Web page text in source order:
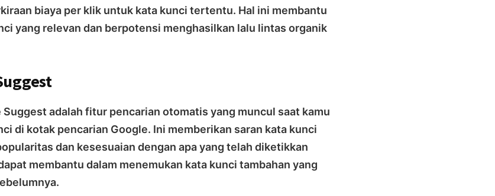
biaya per klik untuk kata kunci tertentu. Hal ini membantu
yang relevan dan berpotensi menghasilkan lalu lintas organik
Suggest adalah fitur pencarian otomatis yang muncul saat kamu
di kotak pencarian Google. Ini memberikan saran kata kunci
dan kesesuaian dengan apa yang telah diketikkan
membantu dalam menemukan kata kunci tambahan yang